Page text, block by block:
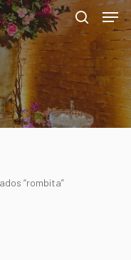
search
Menu
“rombita”
Close
Filters
Menu